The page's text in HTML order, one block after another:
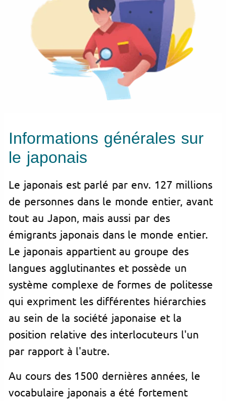
Informations générales sur
le japonais
Le japonais est parlé par env. 127 millions
de personnes dans le monde entier, avant
tout au Japon, mais aussi par des
émigrants japonais dans le monde entier.
Le japonais appartient au groupe des
langues agglutinantes et possède un
système complexe de formes de politesse
qui expriment les différentes hiérarchies
au sein de la société japonaise et la
position relative des interlocuteurs l'un
par rapport à l'autre.
Au cours des 1500 dernières années, le
vocabulaire japonais a été fortement